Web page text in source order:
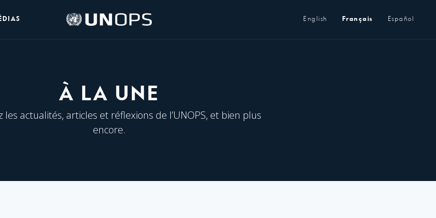
Logo
de
English Français Español
À LA UNE
les actualités, articles et réflexions de l’UNOPS, et bien plus
encore.